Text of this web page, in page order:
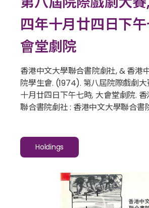
四年十月廿四日下
會堂劇院
香港中文大學聯合書院劇社, & 香港
院學生會. (1974). 第八屆院際戲劇
十月廿四日下午七時, 大會堂劇院.
聯合書院劇社 : 香港中文大學聯合書
Holdings